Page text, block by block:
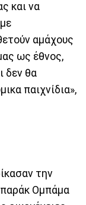
και να
αμάχους
ως έθνος,
δεν θα
παιχνίδια»,
την
Ομπάμα